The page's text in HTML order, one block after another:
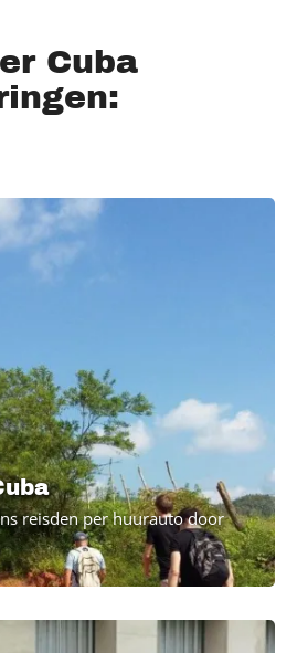
Cuba
reisden per huurauto door